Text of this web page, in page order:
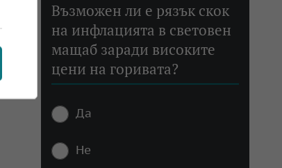
Възможен ли е рязък скок
на инфлацията в световен
мащаб заради високите
цени на горивата?
Да
Не